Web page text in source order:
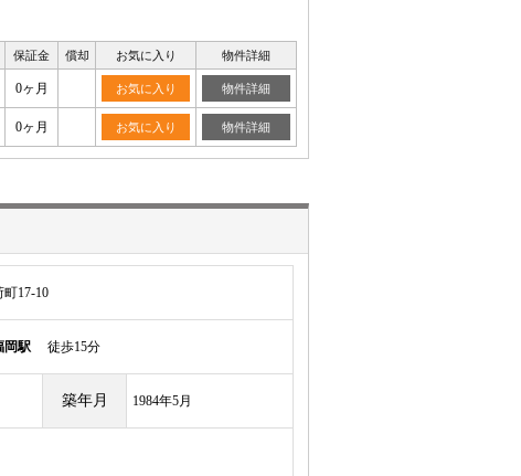
保証金 償却 お気に入り 物件詳細
0ヶ月 お気に入り 物件詳細
0ヶ月 お気に入り 物件詳細
17-10
岡駅 徒歩15分
築年月 1984年5月